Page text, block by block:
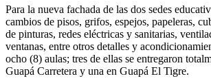
Para la nueva fachada de las dos sedes
cambios de pisos, grifos, espejos, papeleras,
de pinturas, redes eléctricas y sanitarias,
ventanas, entre otros detalles y
ocho (8) aulas; tres de ellas se entregaron
Guapá Carretera y una en Guapá El Tigre.